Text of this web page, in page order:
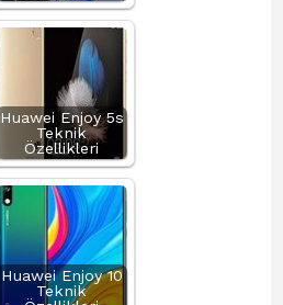
Huawei Enjoy 5s
Teknik
Özellikleri
Huawei Enjoy 10
Teknik